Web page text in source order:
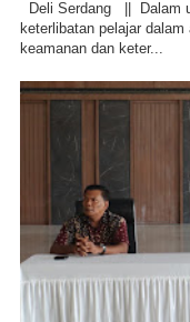
Deli Serdang || Dalam
keterlibatan pelajar
keamanan dan keter...